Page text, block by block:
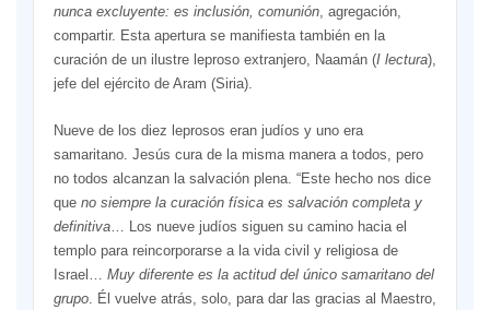
nunca excluyente: es inclusión, comunión, agregación,
compartir. Esta apertura se manifiesta también en la
curación de un ilustre leproso extranjero, Naamán (I lectura),
jefe del ejército de Aram (Siria).
Nueve de los diez leprosos eran judíos y uno era
samaritano. Jesús cura de la misma manera a todos, pero
no todos alcanzan la salvación plena. “Este hecho nos dice
que no siempre la curación física es salvación completa y
definitiva… Los nueve judíos siguen su camino hacia el
templo para reincorporarse a la vida civil y religiosa de
Israel… Muy diferente es la actitud del único samaritano del
grupo. Él vuelve atrás, solo, para dar las gracias al Maestro,